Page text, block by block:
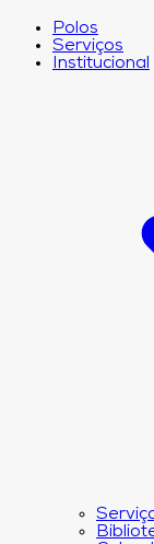
Polos
Serviços
Institucional